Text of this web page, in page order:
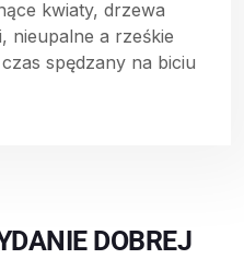
kwiaty, drzewa
nieupalne a rześkie
spędzany na biciu
DOBREJ